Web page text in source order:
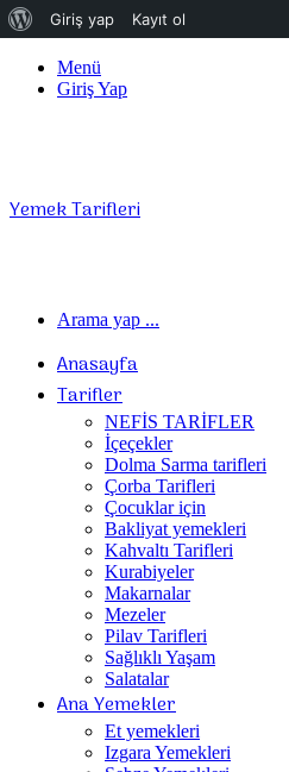
WordPress
Giriş yap Kayıt ol
Menü
Giriş Yap
Yemek Tarifleri
Arama yap ...
Anasayfa
Tarifler
NEFİS TARİFLER
İçeçekler
Dolma Sarma tarifleri
Çorba Tarifleri
Çocuklar için
Bakliyat yemekleri
Kahvaltı Tarifleri
Kurabiyeler
Makarnalar
Mezeler
Pilav Tarifleri
Sağlıklı Yaşam
Salatalar
Ana Yemekler
Et yemekleri
Izgara Yemekleri